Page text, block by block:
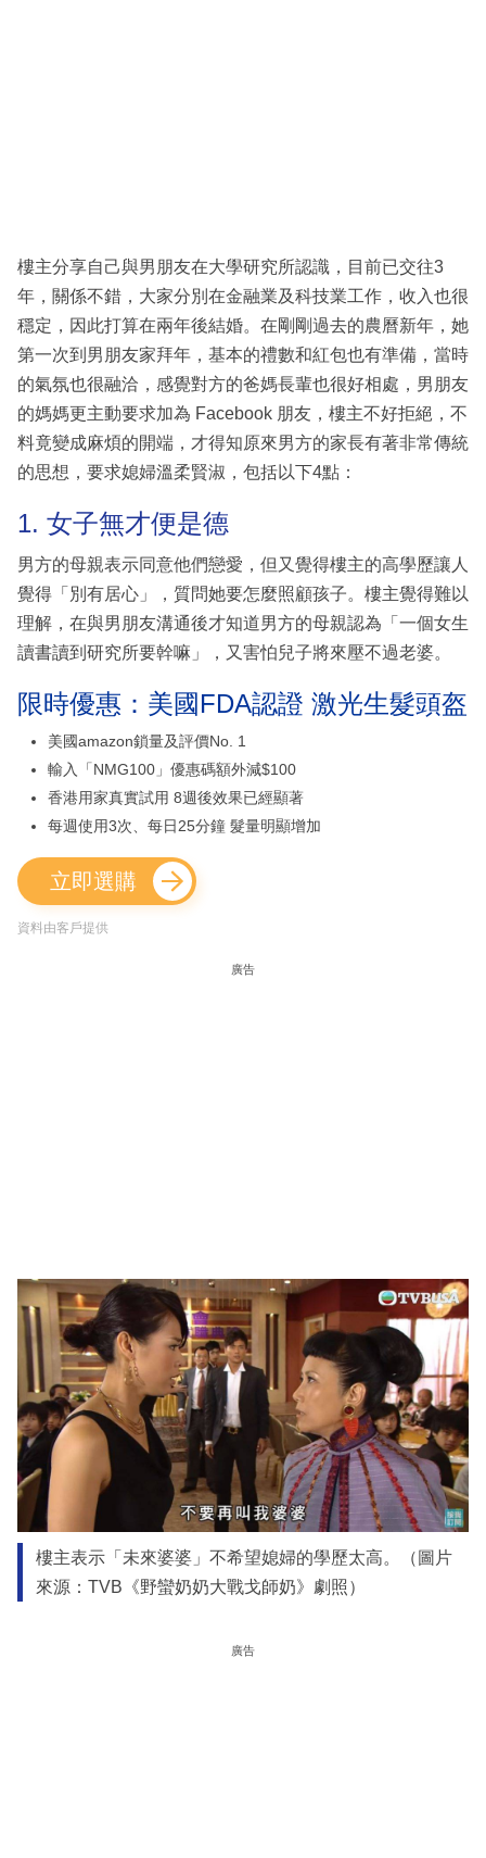
樓主分享自己與男朋友在大學研究所認識，目前已交往3
年，關係不錯，大家分別在金融業及科技業工作，收入也很
穩定，因此打算在兩年後結婚。在剛剛過去的農曆新年，她
第一次到男朋友家拜年，基本的禮數和紅包也有準備，當時
的氣氛也很融洽，感覺對方的爸媽長輩也很好相處，男朋友
的媽媽更主動要求加為 Facebook 朋友，樓主不好拒絕，不
料竟變成麻煩的開端，才得知原來男方的家長有著非常傳統
的思想，要求媳婦溫柔賢淑，包括以下4點：
1. 女子無才便是德
男方的母親表示同意他們戀愛，但又覺得樓主的高學歷讓人
覺得「別有居心」，質問她要怎麼照顧孩子。樓主覺得難以
理解，在與男朋友溝通後才知道男方的母親認為「一個女生
讀書讀到研究所要幹嘛」，又害怕兒子將來壓不過老婆。
限時優惠：美國FDA認證 激光生髮頭盔
美國amazon鎖量及評價No. 1
輸入「NMG100」優惠碼額外減$100
香港用家真實試用 8週後效果已經顯著
每週使用3次、每日25分鐘 髮量明顯增加
立即選購
資料由客戶提供
廣告
樓主表示「未來婆婆」不希望媳婦的學歷太高。（圖片
來源：TVB《野蠻奶奶大戰戈師奶》劇照）
廣告